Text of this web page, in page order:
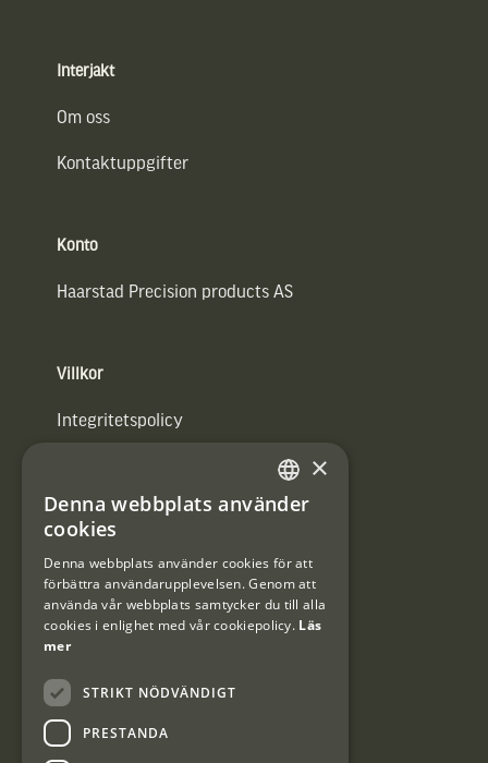
Interjakt
Om oss
Kontaktuppgifter
Konto
Haarstad Precision products AS
Villkor
Integritetspolicy
#Interjaktfamily
Kundklubb
Information om kundklubben.
SWEDISH
×
Denna webbplats använder
cookies
Denna webbplats använder cookies för att
förbättra användarupplevelsen. Genom att
använda vår webbplats samtycker du till alla
cookies i enlighet med vår cookiepolicy. Läs
mer
STRIKT NÖDVÄNDIGT
PRESTANDA